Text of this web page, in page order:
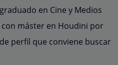
en Cine y Medios
con máster en Houdini por
perfil que conviene buscar